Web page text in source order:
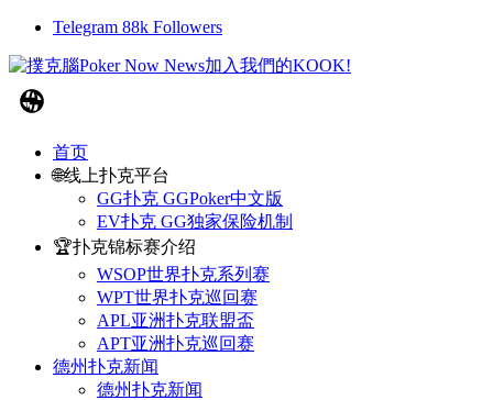
Telegram 88k Followers
首页
🌐线上扑克平台
GG扑克 GGPoker中文版
EV扑克 GG独家保险机制
🏆扑克锦标赛介绍
WSOP世界扑克系列赛
WPT世界扑克巡回赛
APL亚洲扑克联盟盃
APT亚洲扑克巡回赛
德州扑克新闻
德州扑克新闻